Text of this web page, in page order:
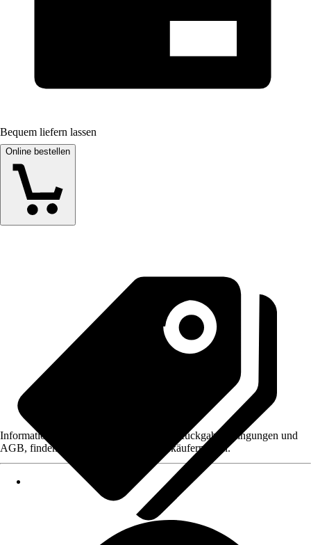
Bequem liefern lassen
Online bestellen
Informationen des Verkäufers, wie z. B. Rückgabebedingungen und
AGB, finden Sie bei Klick auf den Verkäufernamen.